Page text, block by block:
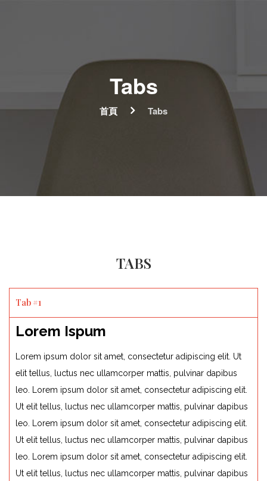
Tabs
首頁 Tabs
TABS
Tab #1
Lorem Ispum
Lorem ipsum dolor sit amet, consectetur adipiscing elit. Ut
elit tellus, luctus nec ullamcorper mattis, pulvinar dapibus
leo. Lorem ipsum dolor sit amet, consectetur adipiscing elit.
Ut elit tellus, luctus nec ullamcorper mattis, pulvinar dapibus
leo. Lorem ipsum dolor sit amet, consectetur adipiscing elit.
Ut elit tellus, luctus nec ullamcorper mattis, pulvinar dapibus
leo. Lorem ipsum dolor sit amet, consectetur adipiscing elit.
Ut elit tellus, luctus nec ullamcorper mattis, pulvinar dapibus